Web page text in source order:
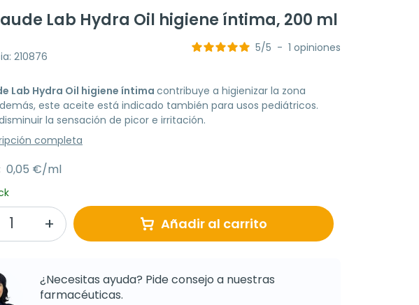
Lab Hydra Oil higiene íntima, 200 ml
210876
5/5 - 1 opiniones
Lab Hydra Oil higiene íntima contribuye a higienizar la zona
este aceite está indicado también para usos pediátricos.
la sensación de picor e irritación.
completa
0,05 €/ml
Añadir al carrito
¿Necesitas ayuda? Pide consejo a nuestras
farmacéuticas.